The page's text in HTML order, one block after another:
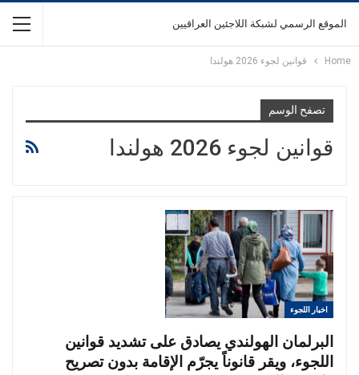
الموقع الرسمي لشبكة اللاجئين العراقيين
Home قوانين لجوء 2026 هولندا
تصفح الوسم
قوانين لجوء 2026 هولندا
اخبار اللجوء
البرلمان الهولندي يصادق على تشديد قوانين
اللجوء، ويقر قانوناً يجرّم الإقامة بدون تصريح